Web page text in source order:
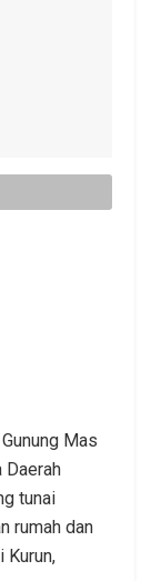
Mas
Daerah
tunai
rumah dan
Kurun,